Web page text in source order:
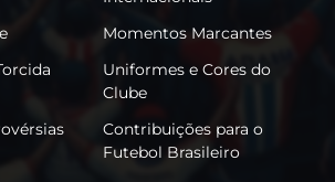
Momentos Marcantes
Uniformes e Cores do
Clube
Contribuições para o
Futebol Brasileiro